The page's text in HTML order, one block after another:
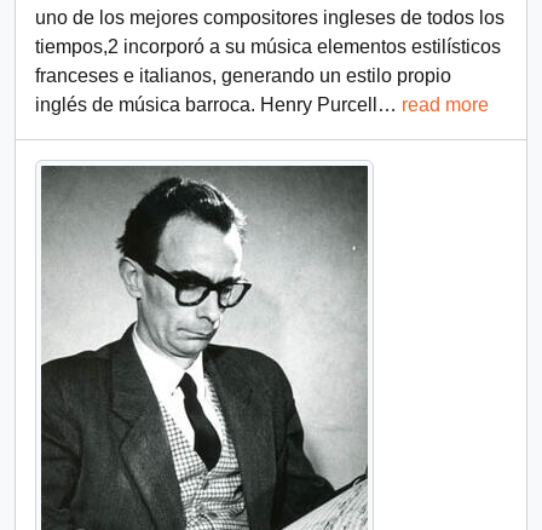
uno de los mejores compositores ingleses de todos los
tiempos,2​ incorporó a su música elementos estilísticos
franceses e italianos, generando un estilo propio
inglés de música barroca. Henry Purcell … read more